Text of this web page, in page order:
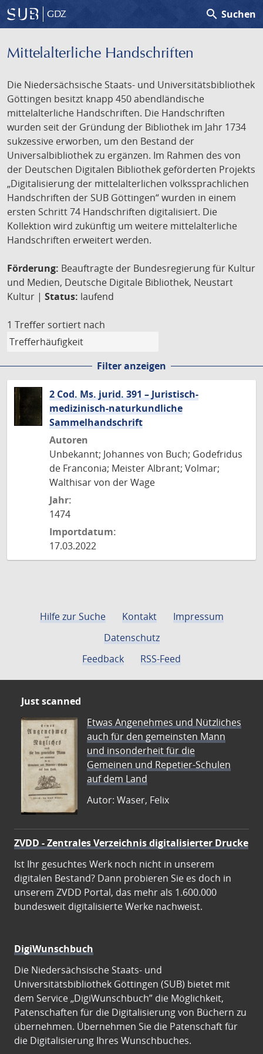
GDZ search Suchen
Mittelalterliche Handschriften
Die Niedersächsische Staats- und Universitätsbibliothek
Göttingen besitzt knapp 450 abendländische
mittelalterliche Handschriften. Die Handschriften
wurden seit der Gründung der Bibliothek im Jahr 1734
sukzessive erworben, um den Bestand der
Universalbibliothek zu ergänzen. Im Rahmen des von
der Deutschen Digitalen Bibliothek geförderten Projekts
„Digitalisierung der mittelalterlichen volkssprachlichen
Handschriften der SUB Göttingen“ wurden in einem
ersten Schritt 74 Handschriften digitalisiert. Die
Kollektion wird zukünftig um weitere mittelalterliche
Handschriften erweitert werden.
Förderung: Beauftragte der Bundesregierung für Kultur
und Medien, Deutsche Digitale Bibliothek, Neustart
Kultur | Status: laufend
1 Treffer sortiert nach
Filter anzeigen
2 Cod. Ms. jurid. 391 – Juristisch-
medizinisch-naturkundliche
Sammelhandschrift
Autoren
Unbekannt; Johannes von Buch; Godefridus
de Franconia; Meister Albrant; Volmar;
Walthisar von der Wage
Jahr:
1474
Importdatum:
17.03.2022
Hilfe zur Suche Kontakt
Impressum
Datenschutz
Feedback
RSS-Feed
Just scanned
Etwas Angenehmes und Nützliches
auch für den gemeinsten Mann
und insonderheit für die
Gemeinen und Repetier-Schulen
auf dem Land
Autor: Waser, Felix
ZVDD - Zentrales Verzeichnis digitalisierter Drucke
Ist Ihr gesuchtes Werk noch nicht in unserem
digitalen Bestand? Dann probieren Sie es doch in
unserem ZVDD Portal, das mehr als 1.600.000
bundesweit digitalisierte Werke nachweist.
DigiWunschbuch
Die Niedersächsische Staats- und
Universitätsbibliothek Göttingen (SUB) bietet mit
dem Service „DigiWunschbuch” die Möglichkeit,
Patenschaften für die Digitalisierung von Büchern zu
übernehmen. Übernehmen Sie die Patenschaft für
die Digitalisierung Ihres Wunschbuches.